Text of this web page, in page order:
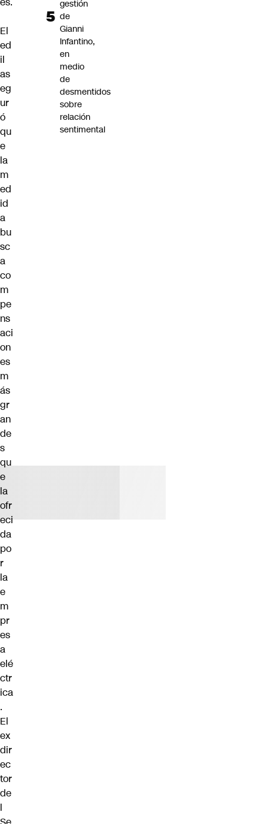
El
ed
il
as
eg
ur
ó
qu
e
la
m
ed
id
a
bu
sc
a
co
m
pe
ns
aci
on
es
m
ás
gr
an
de
s
qu
e
la
ofr
eci
da
po
r
la
e
m
pr
es
a
elé
ctr
ica
.
El
ex
dir
ec
tor
de
l
gestión
de
Gianni
Infantino,
en
medio
de
desmentidos
sobre
relación
sentimental